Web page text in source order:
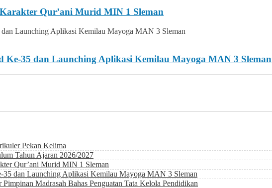
Qur’ani Murid MIN 1 Sleman
35 dan Launching Aplikasi Kemilau Mayoga MAN 3 Sleman
Pekan Kelima
Tahun Ajaran 2026/2027
Qur’ani Murid MIN 1 Sleman
dan Launching Aplikasi Kemilau Mayoga MAN 3 Sleman
Madrasah Bahas Penguatan Tata Kelola Pendidikan